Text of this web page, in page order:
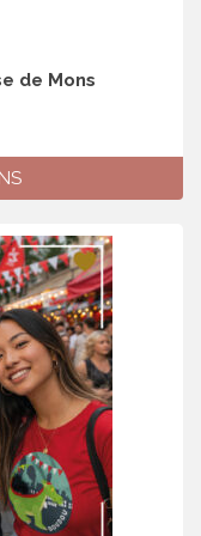
de Mons